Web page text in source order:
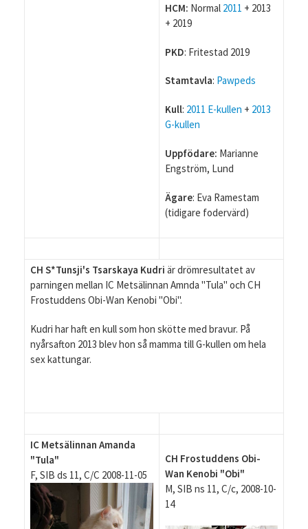
HCM: Normal 2011 + 2013
+ 2019
PKD: Fritestad 2019
Stamtavla: Pawpeds
Kull: 2011 E-kullen + 2013
G-kullen
Uppfödare: Marianne
Engström, Lund
Ägare: Eva Ramestam
(tidigare fodervärd)
CH S*Tunsji's Tsarskaya Kudriär drömresultatet av
parningen mellan IC Metsälinnan Amnda "Tula" och CH
Frostuddens Obi-Wan Kenobi "Obi".
Kudri har haft en kull som hon skötte med bravur. På
nyårsafton 2013 blev hon så mamma till G-kullen om hela
sex kattungar.
IC Metsälinnan Amanda
"Tula"
F, SIB ds 11, C/C 2008-11-05
CH Frostuddens Obi-
Wan Kenobi "Obi"
M, SIB ns 11, C/c, 2008-10-
14